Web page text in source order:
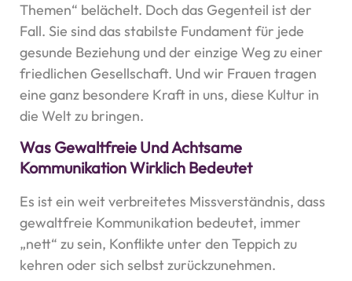
Themen“ belächelt. Doch das Gegenteil ist der
Fall. Sie sind das stabilste Fundament für jede
gesunde Beziehung und der einzige Weg zu einer
friedlichen Gesellschaft. Und wir Frauen tragen
eine ganz besondere Kraft in uns, diese Kultur in
die Welt zu bringen.
Was Gewaltfreie Und Achtsame
Kommunikation Wirklich Bedeutet
Es ist ein weit verbreitetes Missverständnis, dass
gewaltfreie Kommunikation bedeutet, immer
„nett“ zu sein, Konflikte unter den Teppich zu
kehren oder sich selbst zurückzunehmen.